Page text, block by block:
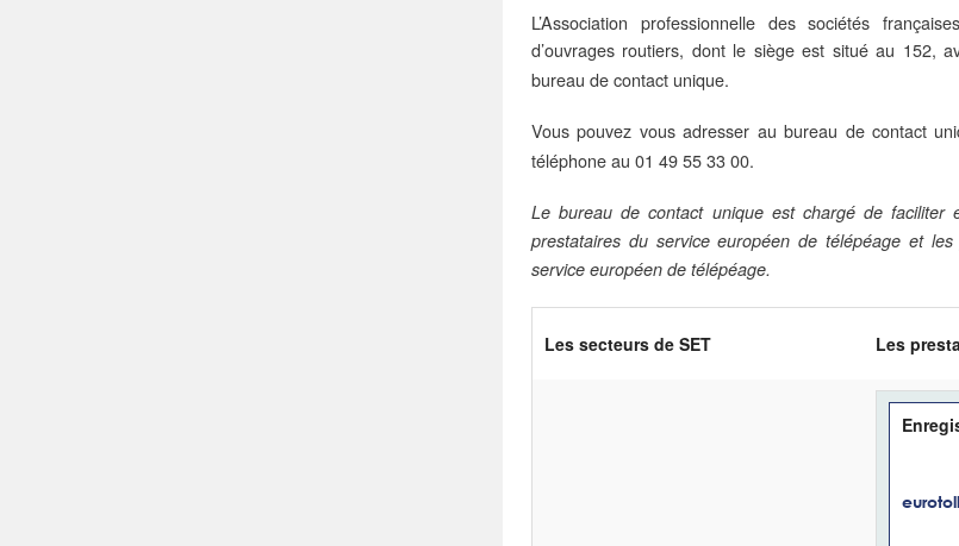
L’Association professionnelle des sociétés
d’ouvrages routiers, dont le siège est situé au 152,
bureau de contact unique.
Vous pouvez vous adresser au bureau de contact
téléphone au 01 49 55 33 00.
Le bureau de contact unique est chargé de faciliter
prestataires du service européen de télépéage et
service européen de télépéage.
Les secteurs de SET Les